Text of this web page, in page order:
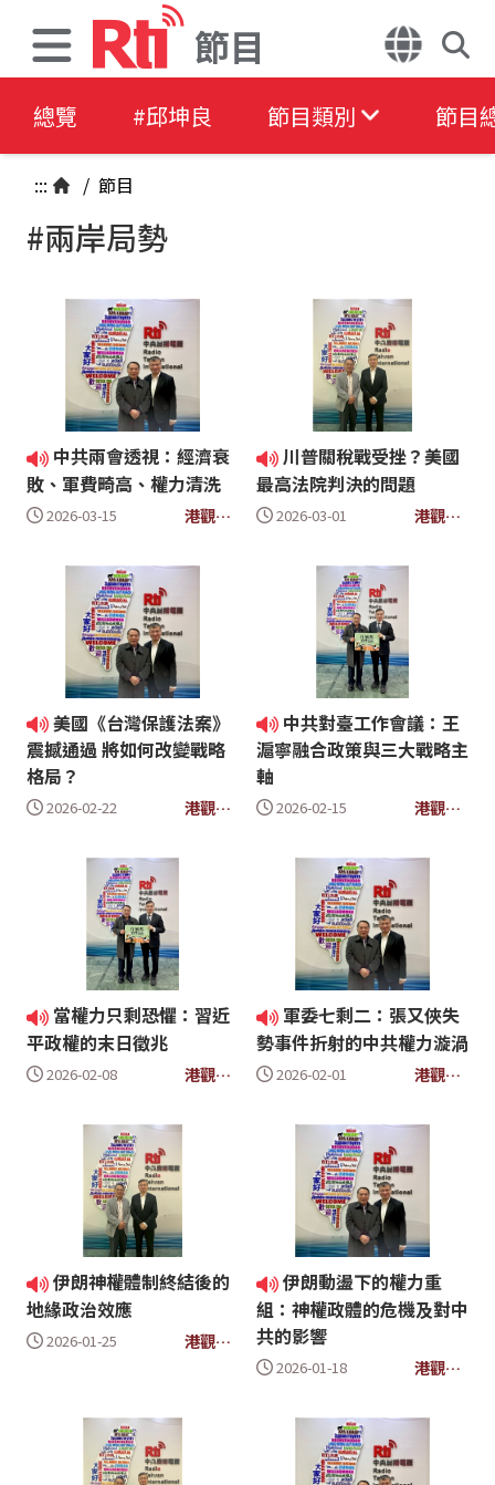
節目
總覽 #邱坤良 節目類別 節目
::: / 節目
#兩岸局勢
中共兩會透視：經濟衰
敗、軍費畸高、權力清洗
2026-03-15
港觀大
川普關稅戰受挫？美國
最高法院判決的問題
2026-03-01
港觀大
美國《台灣保護法案》
震撼通過 將如何改變戰略
格局？
2026-02-22
港觀大
中共對臺工作會議：王
滬寧融合政策與三大戰略主
軸
2026-02-15
港觀大
當權力只剩恐懼：習近
平政權的末日徵兆
2026-02-08
港觀大
軍委七剩二：張又俠失
勢事件折射的中共權力漩渦
2026-02-01
港觀大
伊朗神權體制終結後的
地緣政治效應
2026-01-25
港觀大
伊朗動盪下的權力重
組：神權政體的危機及對中
共的影響
2026-01-18
港觀大